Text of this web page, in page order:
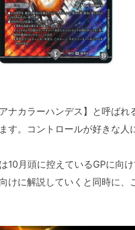
ナカラーハンデス】と呼ば
す。コントロールが好きな人
10月頭に控えているGPに向
けに解説していくと同時に